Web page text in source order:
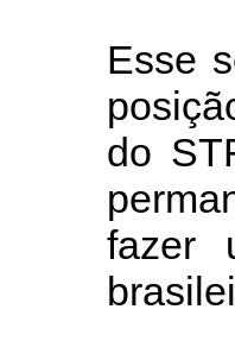
Esse
do
fazer